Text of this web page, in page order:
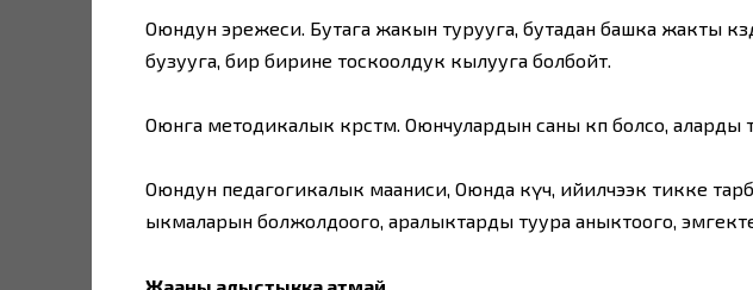
Оюндун эрежеси. Бутага жакын турууга, бутадан башка жакты
бузууга, бир бирине тоскоолдук кылууга болбойт.
Оюнга методикалык көрсөтмө. Оюнчулардын саны көп болсо, аларды
Оюндун педагогикалык мааниси, Оюнда күч, ийилчээк тикке
ыкмаларын болжолдоого, аралыктарды туура аныктоого,
Жааны алыстыкка атмай